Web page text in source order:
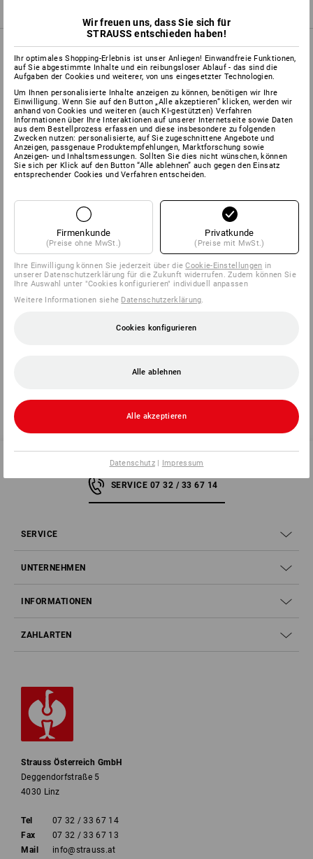
PRODUKTINFO
BESCHREIBUNG
konzipiert und getestet zurVermeidung von Papierstaus:
maximal 1 Stau pro 60.000 Blatt
gute Laufeigenschaften durch hohes Volumen
gleichmäßige Tonerhaftung und scharfe Qualität
elementar chlorfrei gebleicht
Format: DIN A4
500 Blatt pro Pack
Hochleistungspapier für den täglichen Gebrauch
Jacob Jürgensen GmbH & Co. KG |
SERVICE 07 32 / 33 67 14
SERVICE
UNTERNEHMEN
INFORMATIONEN
ZAHLARTEN
Strauss Österreich GmbH
Deggendorfstraße 5
4030 Linz
Tel
07 32 / 33 67 14
Fax
07 32 / 33 67 13
Mail
info@strauss.at
Wir freuen uns, dass Sie sich für
STRAUSS entschieden haben!
Ihr optimales Shopping-Erlebnis ist unser Anliegen! Einwandfreie Funktionen,
auf Sie abgestimmte Inhalte und ein reibungsloser Ablauf - das sind die
Aufgaben der Cookies und weiterer, von uns eingesetzter Technologien.
Um Ihnen personalisierte Inhalte anzeigen zu können, benötigen wir Ihre
Einwilligung. Wenn Sie auf den Button „Alle akzeptieren“ klicken, werden wir
anhand von Cookies und weiteren (auch KI-gestützten) Verfahren
Informationen über Ihre Interaktionen auf unserer Internetseite sowie Daten
aus dem Bestellprozess erfassen und diese insbesondere zu folgenden
Zwecken nutzen: personalisierte, auf Sie zugeschnittene Angebote und
Anzeigen, passgenaue Produktempfehlungen, Marktforschung sowie
Anzeigen- und Inhaltsmessungen. Sollten Sie dies nicht wünschen, können
Sie sich per Klick auf den Button “Alle ablehnen” auch gegen den Einsatz
entsprechender Cookies und Verfahren entscheiden.
Firmenkunde
(Preise ohne MwSt.)
Privatkunde
(Preise mit MwSt.)
Ihre Einwilligung können Sie jederzeit über dieCookie-Einstellungen in
unserer Datenschutzerklärung für die Zukunft widerrufen. Zudem können Sie
Ihre Auswahl unter "Cookies konfigurieren" individuell anpassen
Weitere Informationen siehe Datenschutzerklärung
Cookies konfigurieren
Alle ablehnen
Alle akzeptieren
Datenschutz| Impressum